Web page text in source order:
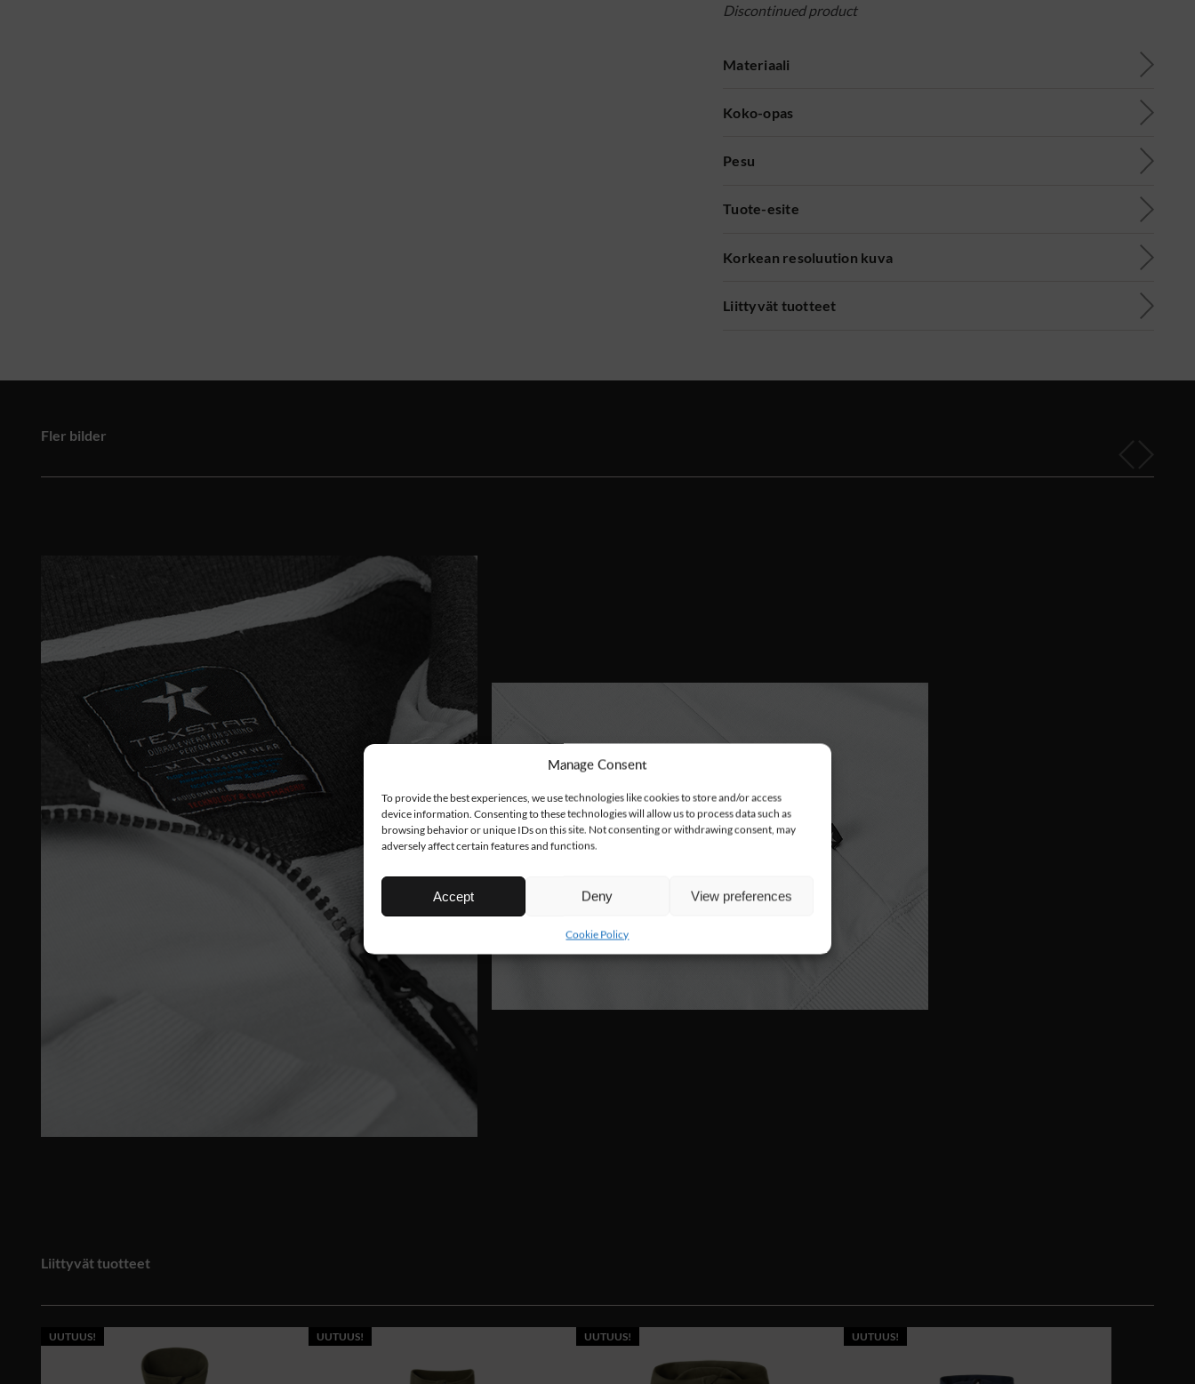
Manage Consent
To provide the best experiences, we use technologies like cookies to store and/or access
device information. Consenting to these technologies will allow us to process data such as
browsing behavior or unique IDs on this site. Not consenting or withdrawing consent, may
adversely affect certain features and functions.
Accept Deny View preferences
Cookie Policy
Discontinued product
Materiaali
Koko-opas
Pesu
Tuote-esite
Korkean resoluution kuva
Liittyvät tuotteet
Fler bilder
Liittyvät tuotteet
UUTUUS! UUTUUS! UUTUUS! UUTUUS!